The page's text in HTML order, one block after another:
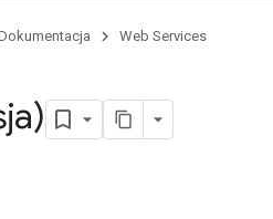
Web Services